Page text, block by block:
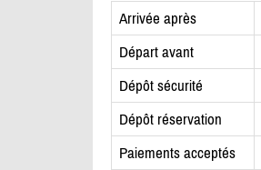
Arrivée après
Départ avant
Dépôt sécurité
Dépôt réservation
Paiements acceptés